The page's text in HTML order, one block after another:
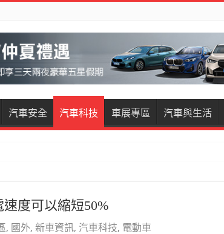
汽車安全 汽車科技 車展專區 汽車與生活
度可以縮短50%
, 國外, 新車資訊, 汽車科技, 電動車